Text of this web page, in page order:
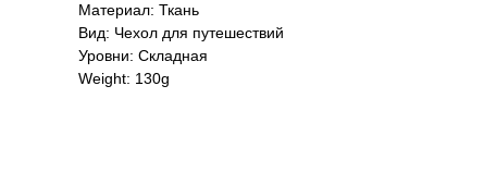
Материал: Ткань
Вид: Чехол для путешествий
Уровни: Складная
Weight: 130g